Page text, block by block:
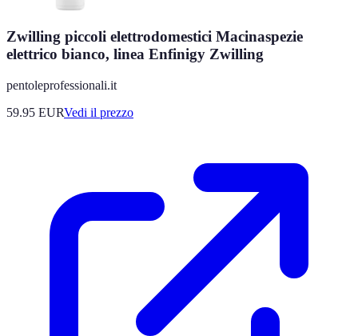
Zwilling piccoli elettrodomestici Macinaspezie
elettrico bianco, linea Enfinigy Zwilling
pentoleprofessionali.it
59.95 EURVedi il prezzo